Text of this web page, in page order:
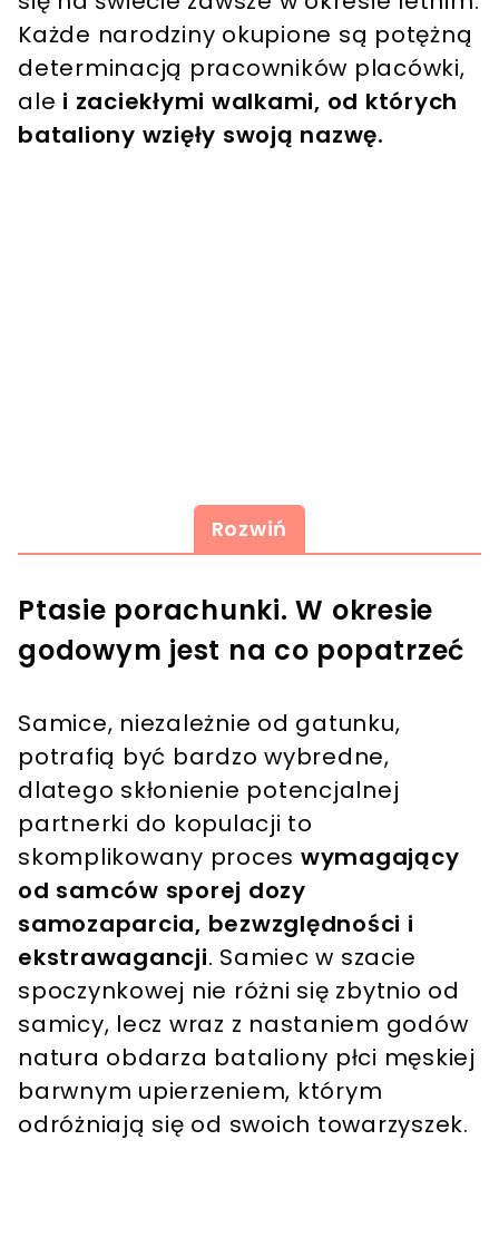
Każde narodziny okupione są potężną
determinacją pracowników placówki,
ale i zaciekłymi walkami, od których
bataliony wzięły swoją nazwę.
Rozwiń
Ptasie porachunki. W okresie
godowym jest na co popatrzeć
Samice, niezależnie od gatunku,
potrafią być bardzo wybredne,
dlatego skłonienie potencjalnej
partnerki do kopulacji to
skomplikowany proces wymagający
od samców sporej dozy
samozaparcia, bezwzględności i
ekstrawagancji. Samiec w szacie
spoczynkowej nie różni się zbytnio od
samicy, lecz wraz z nastaniem godów
natura obdarza bataliony płci męskiej
barwnym upierzeniem, którym
odróżniają się od swoich towarzyszek.